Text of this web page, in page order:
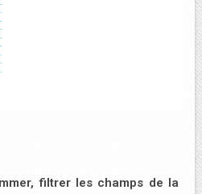
filtrer les champs de la